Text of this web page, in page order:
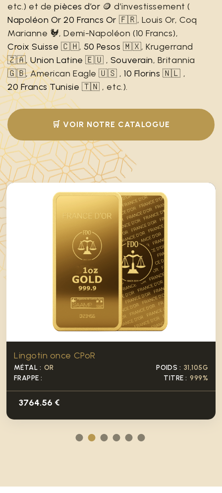
etc.) et depièces d’or 🪙 d’investissement (
Napoléon Or 20 Francs Or 🇫🇷, Louis Or, Coq
Marianne 🐓, Demi-Napoléon (10 Francs),
Croix Suisse 🇨🇭,50 Pesos 🇲🇽, Krugerrand
🇿🇦,Union Latine 🇪🇺 , Souverain, Britannia
🇬🇧, American Eagle 🇺🇸 , 10 Florins 🇳🇱 ,
20 Francs Tunisie 🇹🇳 , etc.).
🛒 VOIR NOTRE CATALOGUE
Lingotin once CPoR
MÉTAL : OR POIDS : 31,105G
FRAPPE :
TITRE : 999%
3764.56 €